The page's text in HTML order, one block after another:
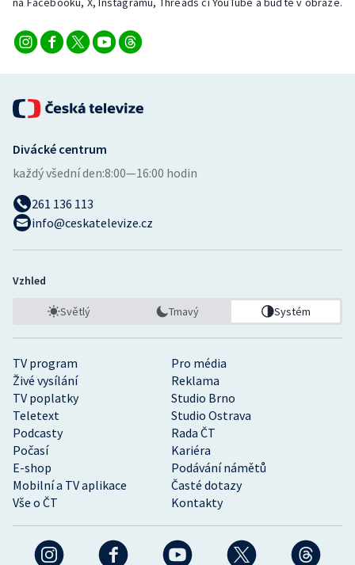
Ostatní
TV program
Pro média
Živé vysílání
Reklama
TV poplatky
Studio Brno
Teletext
Studio Ostrava
Podcasty
Rada ČT
Počasí
Kariéra
E-shop
Podávání námětů
Mobilní a TV aplikace
Časté dotazy
Vše o ČT
Kontakty
Divácké centrum
každý všední den:8:00—16:00 hodin
261 136 113
info@ceskatelevize.cz
Vzhled
Světlý Tmavý Systém